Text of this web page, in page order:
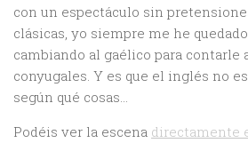
con un espectáculo sin
clásicas, yo siempre me he
cambiando al gaélico para contarle
conyugales. Y es que el inglés no
según qué cosas…
Podéis ver la escena directamente